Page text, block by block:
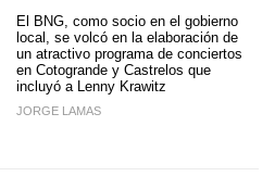
El BNG, como socio en el gobierno
local, se volcó en la elaboración de
un atractivo programa de conciertos
en Cotogrande y Castrelos que
incluyó a Lenny Krawitz
JORGE LAMAS